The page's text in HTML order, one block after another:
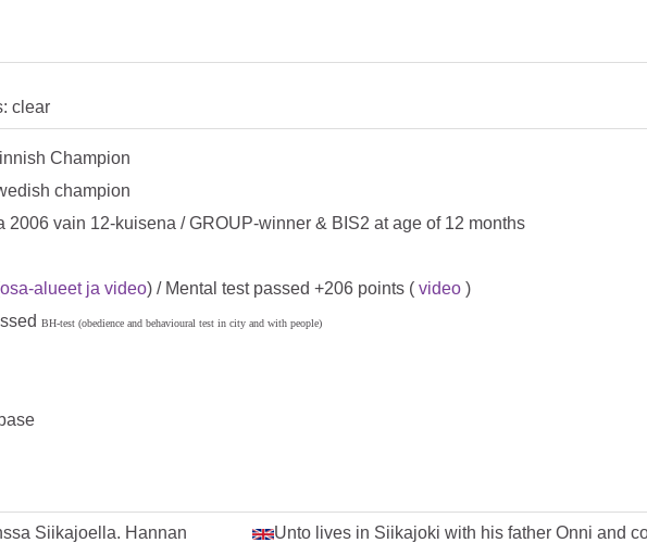
clear
Champion
champion
2006 vain 12-kuisena / GROUP-winner & BIS2 at age of 12 months
osa-alueet ja video) / Mental test passed +206 points ( video )
BH-test (obedience and behavioural test in city and with people)
Siikajoella. Hannan
Unto lives in Siikajoki with his father Onni and